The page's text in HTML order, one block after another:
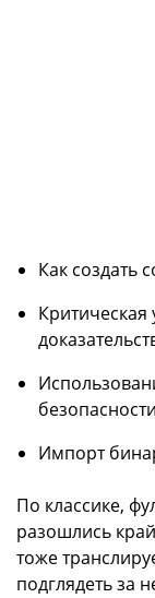
Как создать
Критическая
Импорт
По классике,
разошлись
тоже
подглядеть за